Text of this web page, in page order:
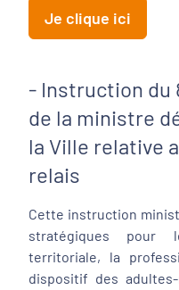
Je clique ici
- Instruction du
de la ministre
la Ville relative
relais
Cette instruction
stratégiques pour
territoriale, la
dispositif des